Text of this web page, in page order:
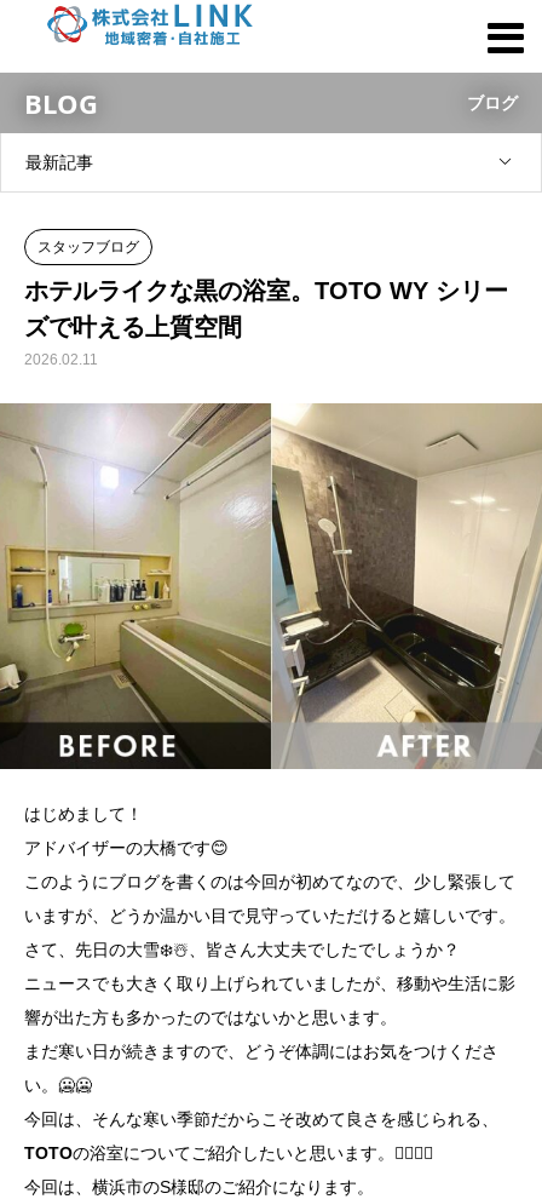
BLOG ブログ
最新記事
スタッフブログ
ホテルライクな黒の浴室。TOTO WY シリー
ズで叶える上質空間
2026.02.11
はじめまして！
アドバイザーの大橋です😊
このようにブログを書くのは今回が初めてなので、少し緊張して
いますが、どうか温かい目で見守っていただけると嬉しいです。
さて、先日の大雪❄️☃️、皆さん大丈夫でしたでしょうか？
ニュースでも大きく取り上げられていましたが、移動や生活に影
響が出た方も多かったのではないかと思います。
まだ寒い日が続きますので、どうぞ体調にはお気をつけくださ
い。🥶🥶
今回は、そんな寒い季節だからこそ改めて良さを感じられる、
TOTOの浴室についてご紹介したいと思います。😶‍🌫️😶‍🌫️
今回は、横浜市のS様邸のご紹介になります。